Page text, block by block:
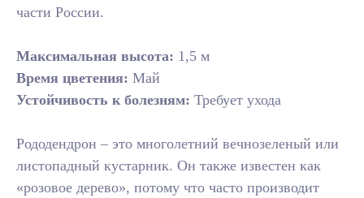
части России.
Максимальная высота: 1,5 м
Время цветения: Май
Устойчивость к болезням: Требует ухода
Рододендрон – это многолетний вечнозеленый или
листопадный кустарник. Он также известен как
«розовое дерево», потому что часто производит